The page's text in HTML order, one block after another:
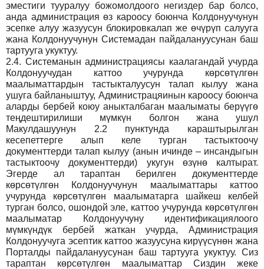
эместиги тууралуу божомолдоого негиздер бар болсо,
анда администрация өз кароосу боюнча Колдонуучунун
эсепке алуу жазуусун блокировкалап же өчүрүп салууга
жана Колдонуучунун Системадан пайдалануусунан баш
тартууга укуктуу.
2.4. Системанын администрациясы каалагандай учурда
Колдонуучудан каттоо учурунда көрсөтүлгөн
маалыматтардын тастыкталуусун талап кылуу жана
ушуга байланыштуу, Администрацяинын кароосу боюнча
аларды бербей коюу аныкталбаган маалыматы берүүгө
теңдештирилиши мүмкүн болгон жана ушул
Макулдашуунун 2.2 пунктунда караштырылган
кесепеттерге алып келе турган тастыктоочу
документтерди талап кылуу (анын ичинде – инсандыгын
тастыктоочу документтерди) укугун өзүнө калтырат.
Эгерде ал тараптан берилген документтерде
көрсөтүлгөн Колдонуучунун маалыматтары каттоо
учурунда көрсөтүлгөн маалыматарга шайкеш келбей
турган болсо, ошондой эле, каттоо учурунда көрсөтүлгөн
маалыматар Колдонуучуну идентификациялоого
мүмкүндүк бербей жаткан учурда, Администрация
Колдонуучуга эсептик каттоо жазуусуна кирүүсүнөн жана
Порталды пайдалануусунан баш тартууга укуктуу. Сиз
тараптан көрсөтүлгөн маалыматтар Сиздин жеке